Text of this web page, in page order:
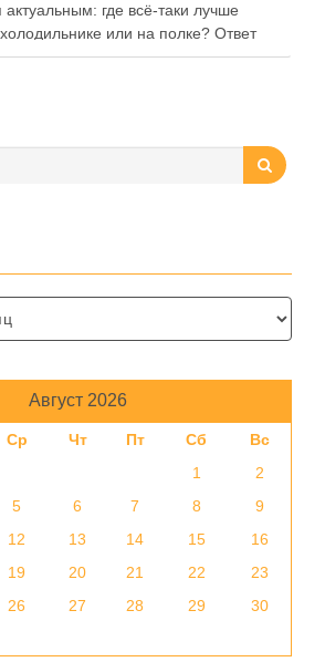
актуальным: где всё-таки лучше
или на полке? Ответ
факторов, включая температуру
Август 2026
Ср Чт Пт Сб
Вс
1
2
5 6 7 8
9
12 13 14 15
16
19 20 21 22
23
26 27 28 29
30